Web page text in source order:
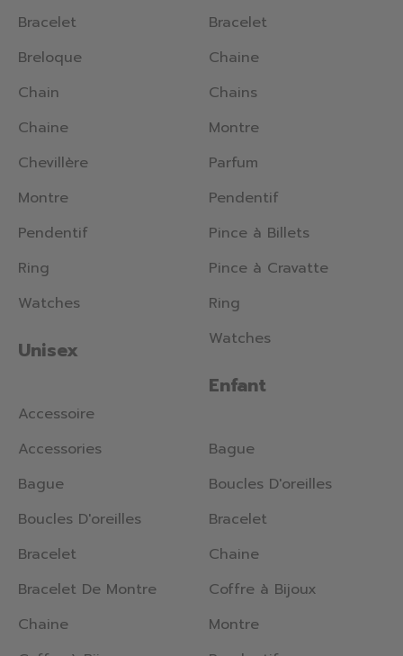
Bracelet
Breloque
Chain
Chaine
Chevillère
Montre
Pendentif
Ring
Watches
Unisex
Accessoire
Accessories
Bague
Boucles D'oreilles
Bracelet
Bracelet De Montre
Chaine
Bracelet
Chaine
Chains
Montre
Parfum
Pendentif
Pince à Billets
Pince à Cravatte
Ring
Watches
Enfant
Bague
Boucles D'oreilles
Bracelet
Chaine
Coffre à Bijoux
Montre